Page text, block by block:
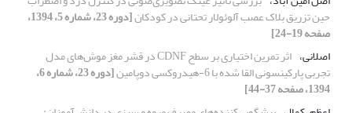
حین تزریق بلاک عصب آلوئولار تحتانی در کودکان [دوره 23، شماره 5، 1394،
صفحه 19-24]
اصلانی،
اثر تمرین اختیاری بر سطح CDNF در قشر مغز موش‌های مدل
تجربی پارکینسونی القا‌‌ شده با 6-هیدروکسی دوپامین [دوره 23، شماره 6،
1394، صفحه 37-44]